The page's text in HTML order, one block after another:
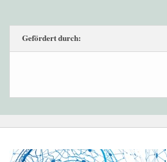
Gefördert durch: